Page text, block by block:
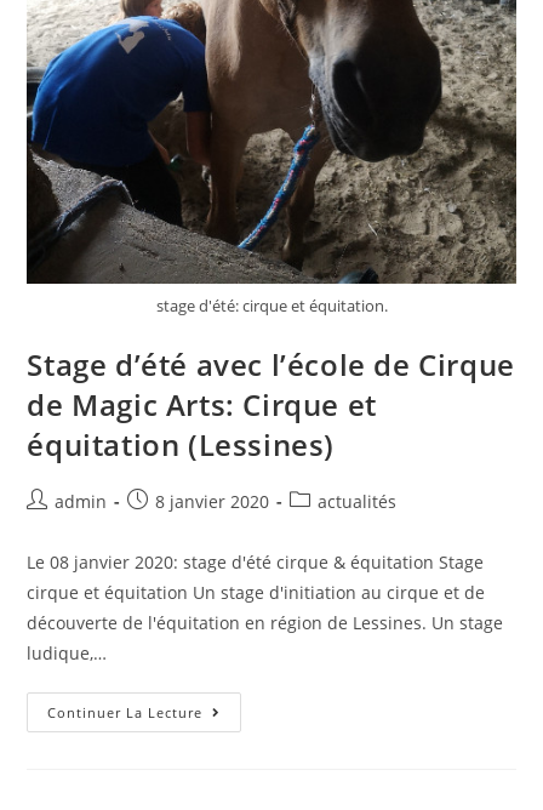
stage d'été: cirque et équitation.
Stage d’été avec l’école de Cirque
de Magic Arts: Cirque et
équitation (Lessines)
admin 8 janvier 2020 actualités
Le 08 janvier 2020: stage d'été cirque & équitation Stage
cirque et équitation Un stage d'initiation au cirque et de
découverte de l'équitation en région de Lessines. Un stage
ludique,…
Continuer La Lecture